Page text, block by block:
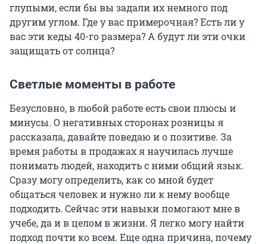
глупыми, если бы вы задали их немного под
другим углом. Где у вас примерочная? Есть ли у
вас эти кеды 40-го размера? А будут ли эти очки
защищать от солнца?
Светлые моменты в работе
Безусловно, в любой работе есть свои плюсы и
минусы. О негативных сторонах розницы я
рассказала, давайте поведаю и о позитиве. За
время работы в продажах я научилась лучше
понимать людей, находить с ними общий язык.
Сразу могу определить, как со мной будет
общаться человек и нужно ли к нему вообще
подходить. Сейчас эти навыки помогают мне в
учебе, да и в целом в жизни. Я легко могу найти
подход почти ко всем. Еще одна причина, почему